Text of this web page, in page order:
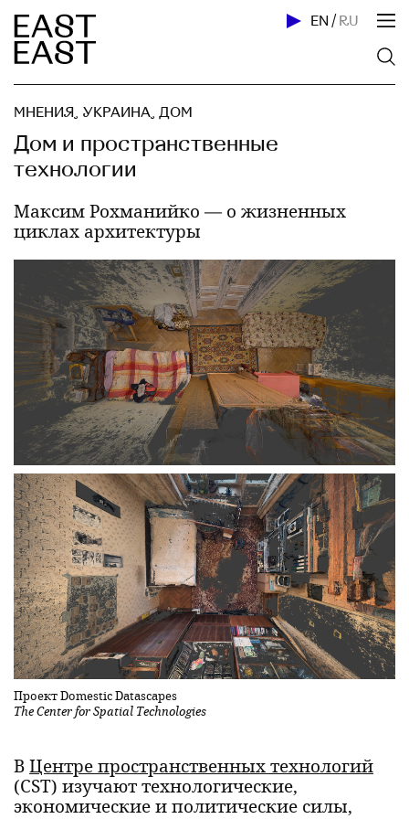
EN / RU
МНЕНИЯ, УКРАИНА, ДОМ
Дом и пространственные
технологии
Максим Рохманийко — о жизненных
циклах архитектуры
Проект Domestic Datascapes
The Center for Spatial Technologies
В Центре пространственных технологий
(CST) изучают технологические,
экономические и политические силы,